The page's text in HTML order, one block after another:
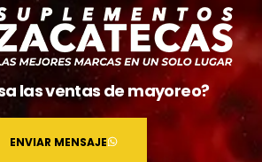
las ventas de mayoreo?
ENVIAR MENSAJE